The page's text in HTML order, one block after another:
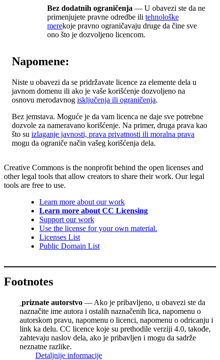
Bez dodatnih ograničenja — U obavezi ste da ne
primenjujete pravne odredbe ili tehnološke
merekoje pravno ograničavaju druge da čine sve
ono što je dozvoljeno licencom.
Napomene:
Niste u obavezi da se pridržavate licence za elemente dela u
javnom domenu ili ako je vaše korišćenje dozvoljeno na
osnovu merodavnog isključenja ili ograničenja.
Bez jemstava. Moguće je da vam licenca ne daje sve potrebne
dozvole za nameravano korišćenje. Na primer, druga prava kao
što su izlaganje javnosti, prava privatnosti ili moralna prava
mogu da ograniče način vašeg korišćenja dela.
Creative Commons is the nonprofit behind the open licenses and
other legal tools that allow creators to share their work. Our legal
tools are free to use.
Learn more about our work
Learn more about CC Licensing
Support our work
Use the license for your own material.
Licenses List
Public Domain List
Footnotes
priznate autorstvo — Ako je pribavljeno, u obavezi ste da
naznačite ime autora i ostalih naznačenih lica, napomenu o
autorskom pravu, napomenu o licenci, napomenu o odricanju i
link ka delu. CC licence koje su prethodile verziji 4.0, takođe,
zahtevaju naslov dela, ako je pribavljen i mogu da sadrže
neznatne razlike.
Detaljnije informacije